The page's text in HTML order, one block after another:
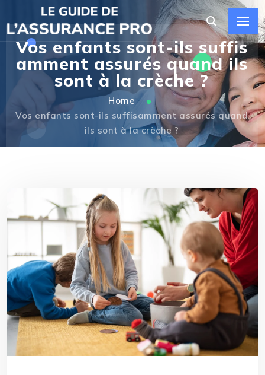
Vos enfants sont-ils suffis
amment assurés quand ils
sont à la crèche ?
Home
Vos enfants sont-ils suffisamment assurés quand
ils sont à la crèche ?